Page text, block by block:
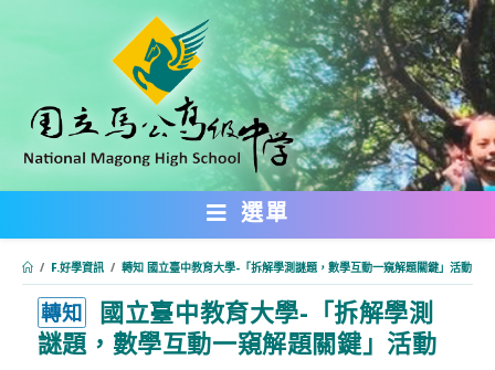
內
選單
/ F.好學資訊 / 轉知 國立臺中教育大學-「拆解學測謎題，數學互動一窺解題關鍵」活動
轉知
國立臺中教育大學-「拆解學測
謎題，數學互動一窺解題關鍵」活動